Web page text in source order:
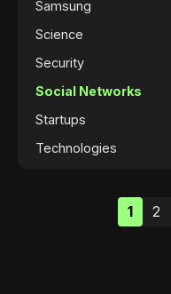
Samsung
Science
Security
Social Networks
Startups
Technologies
1 2